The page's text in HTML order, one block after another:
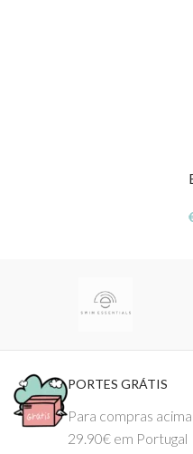
PORTES GRÁTIS
Para compras
29.90€ em Portugal